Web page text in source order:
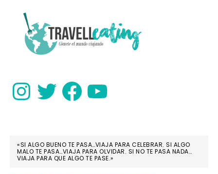
PRIMARY
SIDEBAR
InstagramTwitter FacebookYouTube
«SI ALGO BUENO TE PASA…VIAJA PARA CELEBRAR. SI ALGO
MALO TE PASA…VIAJA PARA OLVIDAR. SI NO TE PASA NADA…
VIAJA PARA QUE ALGO TE PASE.»